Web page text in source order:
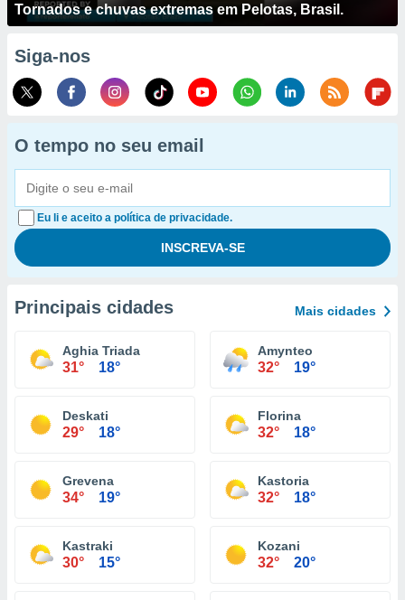
Tornados e chuvas extremas em Pelotas, Brasil.
Siga-nos
O tempo no seu email
Eu li e aceito a política de privacidade.
Principais cidades Mais cidades
Aghia Triada
31° 18°
Amynteo
32° 19°
Deskati
29° 18°
Florina
32° 18°
Grevena
34° 19°
Kastoria
32° 18°
Kastraki
30° 15°
Kozani
32° 20°